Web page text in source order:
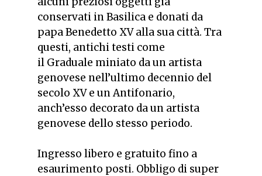
conservati in Basilica e donati da
papa Benedetto XV alla sua città. Tra
questi, antichi testi come
il Graduale miniato da un artista
genovese nell’ultimo decennio del
secolo XV e unAntifonario,
anch’esso decorato da un artista
genovese dello stesso periodo.
Ingresso libero e gratuito fino a
esaurimento posti. Obbligo di super